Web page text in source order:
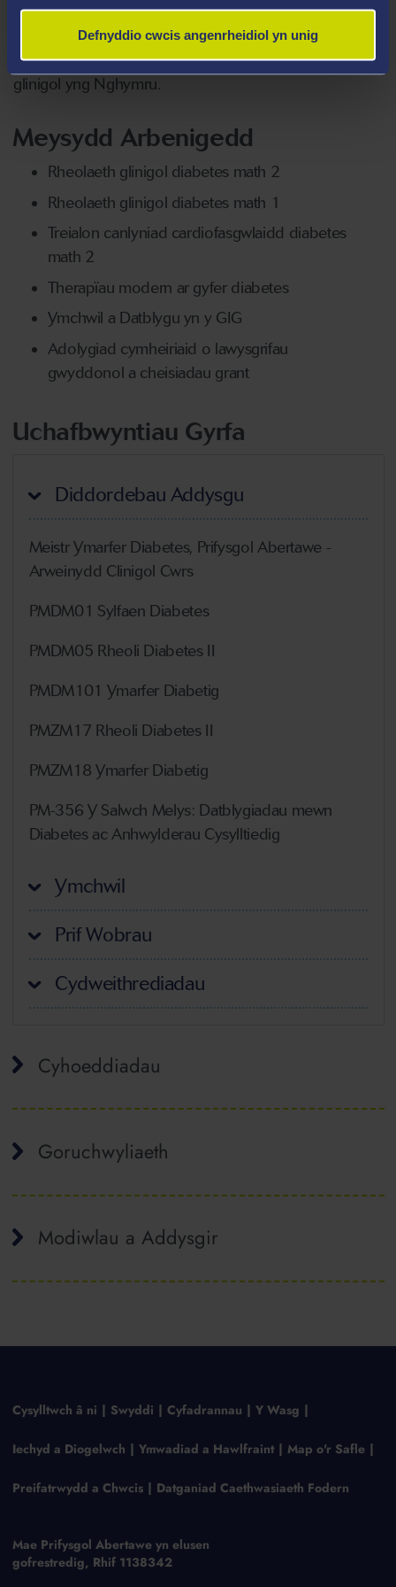
Defnyddio cwcis angenrheidiol yn unig
gyfer Diabetes ac Endocrinoleg Cymru tan 2016. Mae
hefyd yn cadeirio’r Bwrdd sy’n goruchwylio Cyfleuster
Ymchwil Glinigol ar y Cyd ILS, y prif sefydliad ymchwil
glinigol yng Nghymru.
Meysydd Arbenigedd
Rheolaeth glinigol diabetes math 2
Rheolaeth glinigol diabetes math 1
Treialon canlyniad cardiofasgwlaidd diabetes
math 2
Therapïau modern ar gyfer diabetes
Ymchwil a Datblygu yn y GIG
Adolygiad cymheiriaid o lawysgrifau
gwyddonol a cheisiadau grant
Uchafbwyntiau Gyrfa
Diddordebau Addysgu
Meistr Ymarfer Diabetes, Prifysgol Abertawe -
Arweinydd Clinigol Cwrs
PMDM01 Sylfaen Diabetes
PMDM05 Rheoli Diabetes II
PMDM101 Ymarfer Diabetig
PMZM17 Rheoli Diabetes II
PMZM18 Ymarfer Diabetig
PM-356 Y Salwch Melys: Datblygiadau mewn
Diabetes ac Anhwylderau Cysylltiedig
Ymchwil
Prif Wobrau
Cydweithrediadau
Cyhoeddiadau
Goruchwyliaeth
Modiwlau a Addysgir
Cysylltwch â ni Swyddi Cyfadrannau Y Wasg
Iechyd a Diogelwch Ymwadiad a Hawlfraint Map o'r Safle
Preifatrwydd a Chwcis Datganiad Caethwasiaeth Fodern
Mae Prifysgol Abertawe yn elusen
gofrestredig, Rhif 1138342